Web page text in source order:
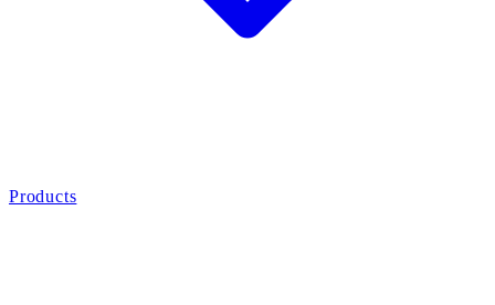
Products